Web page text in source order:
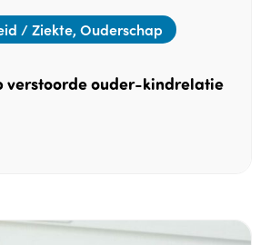
/ Ziekte, Ouderschap
verstoorde ouder-kindrelatie